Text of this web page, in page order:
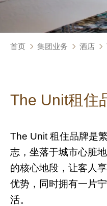
首页 集团业务 酒店
The Unit租住
The Unit 租住品牌是
志，坐落于城市心脏
的核心地段，让客人
优势，同时拥有一片
活。